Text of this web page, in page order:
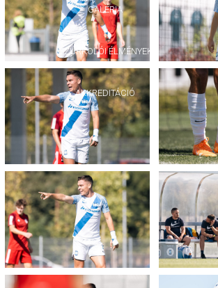
GALÉRIA
SZURKOLÓI ÉLMÉNYEK
AKKREDITÁCIÓ